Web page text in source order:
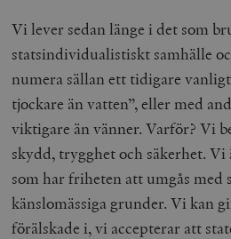
Vi lever sedan länge i det som
statsindividualistiskt samhälle
numera sällan ett tidigare
tjockare än vatten”, eller med
viktigare än vänner. Varför? Vi
skydd, trygghet och säkerhet.
som har friheten att umgås med
känslomässiga grunder. Vi kan
förälskade i, vi accepterar att